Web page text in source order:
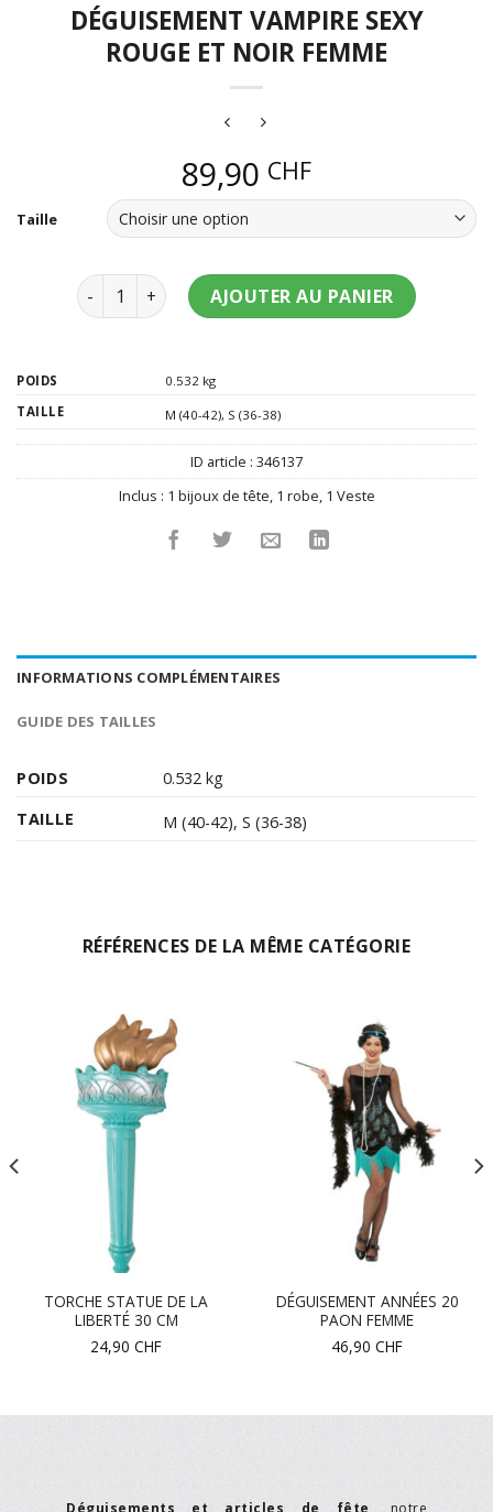
DÉGUISEMENT VAMPIRE SEXY
ROUGE ET NOIR FEMME
89,90 CHF
Taille
quantité de Déguisement vampire sexy rouge et
AJOUTER AU PANIER
POIDS
0.532 kg
TAILLE
M (40-42), S (36-38)
ID article : 346137
Inclus : 1 bijoux de tête, 1 robe, 1 Veste
INFORMATIONS COMPLÉMENTAIRES
GUIDE DES TAILLES
POIDS
0.532 kg
TAILLE
M (40-42),S (36-38)
RÉFÉRENCES DE LA MÊME CATÉGORIE
TORCHE STATUE DE LA
LIBERTÉ 30 CM
24,90 CHF
DÉGUISEMENT ANNÉES 20
PAON FEMME
46,90 CHF
Déguisements et articles de fête , notre